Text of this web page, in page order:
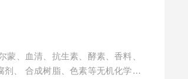
、血清、抗生素、酵素、香料、
、 合成树脂、色素等无机化学领